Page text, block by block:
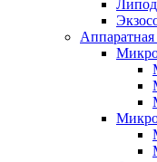
Аппаратная